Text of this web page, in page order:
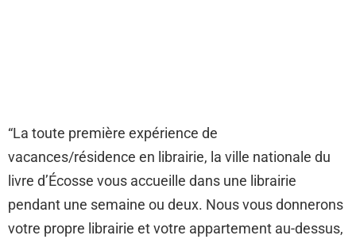
“La toute première expérience de
vacances/résidence en librairie, la ville nationale du
livre d’Écosse vous accueille dans une librairie
pendant une semaine ou deux. Nous vous donnerons
votre propre librairie et votre appartement au-dessus,